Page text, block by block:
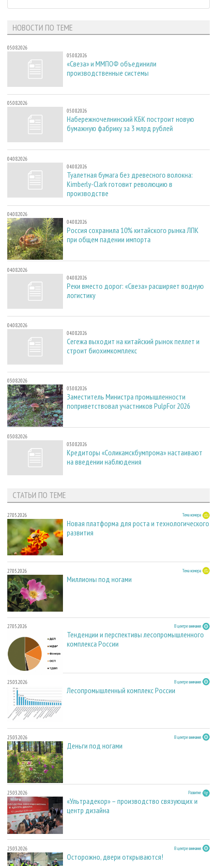
НОВОСТИ ПО ТЕМЕ
05.08.2026
05.08.2026
«Свеза» и ММПОФ объединили
производственные системы
05.08.2026
05.08.2026
Набережночелнинский КБК построит новую
бумажную фабрику за 3 млрд рублей
04.08.2026
04.08.2026
Туалетная бумага без древесного волокна:
Kimberly-Clark готовит революцию в
производстве
04.08.2026
04.08.2026
Россия сохранила 10% китайского рынка ЛПК
при общем падении импорта
04.08.2026
04.08.2026
Реки вместо дорог: «Свеза» расширяет водную
логистику
04.08.2026
04.08.2026
Сегежа выходит на китайский рынок пеллет и
строит биохимкомплекс
03.08.2026
03.08.2026
Заместитель Министра промышленности
поприветствовал участников PulpFor 2026
03.08.2026
03.08.2026
Кредиторы «Соликамскбумпрома» настаивают
на введении наблюдения
СТАТЬИ ПО ТЕМЕ
27.05.2026 Тема номера
Новая платформа для роста и технологического
развития
27.05.2026 Тема номера
Миллионы под ногами
27.05.2026 В центре внимания
Тенденции и перспективы лесопромышленного
комплекса России
23.03.2026 В центре внимания
Лесопромышленный комплекс России
23.03.2026 В центре внимания
Деньги под ногами
23.03.2026 Развитие
«Ультрадекор» – производство связующих и
центр дизайна
23.03.2026 В центре внимания
Осторожно, двери открываются!